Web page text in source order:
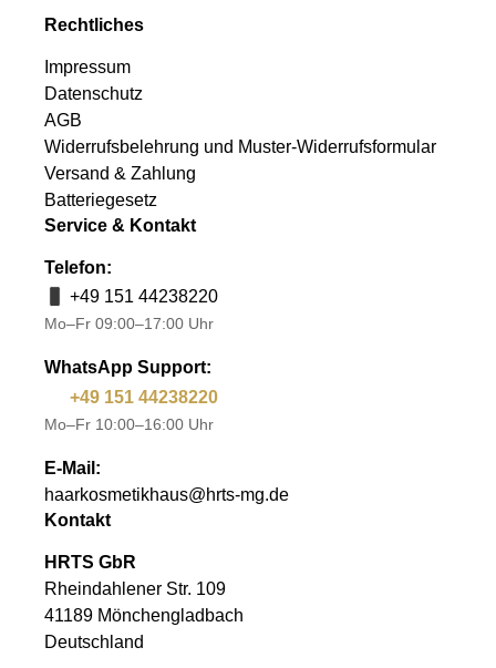
Rechtliches
Impressum
Datenschutz
AGB
Widerrufsbelehrung und Muster-Widerrufsformular
Versand & Zahlung
Batteriegesetz
Service & Kontakt
Telefon:
+49 151 44238220
Mo–Fr 09:00–17:00 Uhr
WhatsApp Support:
+49 151 44238220
Mo–Fr 10:00–16:00 Uhr
E-Mail:
haarkosmetikhaus@hrts-mg.de
Kontakt
HRTS GbR
Rheindahlener Str. 109
41189 Mönchengladbach
Deutschland